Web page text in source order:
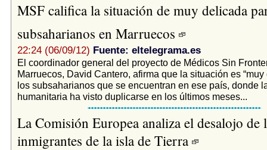
MSF califica la situación de muy delicada
subsaharianos en Marruecos
22:24 (06/09/12) Fuente: eltelegrama.es
El coordinador general del proyecto de Médicos Sin
Marruecos, David Cantero, afirma que la situación es “muy
los subsaharianos que se encuentran en ese país, donde
humanitaria ha visto duplicarse en los últimos meses...
La Comisión Europea analiza el desalojo de
inmigrantes de la isla de Tierra